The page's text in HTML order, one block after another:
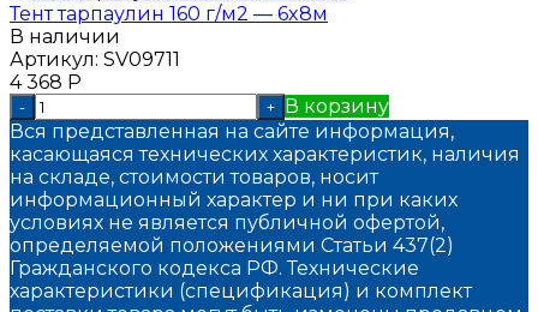
Тент тарпаулин 160 г/м2 — 6x8м
В наличии
Артикул: SV09711
4 368 Р
- + В корзину
Вся представленная на сайте информация,
касающаяся технических характеристик, наличия
на складе, стоимости товаров, носит
информационный характер и ни при каких
условиях не является публичной офертой,
определяемой положениями Статьи 437(2)
Гражданского кодекса РФ. Технические
характеристики (спецификация) и комплект